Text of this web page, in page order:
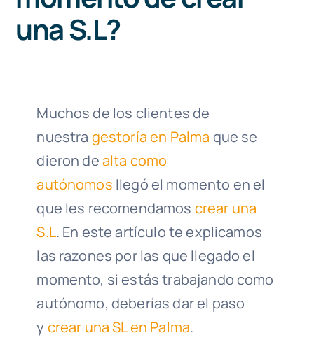
una S.L?
Muchos de los clientes de
nuestra gestoría en Palma que se
dieron dealta como
autónomos llegó el momento en el
que les recomendamos crear una
S.L. En este artículo te explicamos
las razones por las que llegado el
momento, si estás trabajando como
autónomo, deberías dar el paso
y crear una SL en Palma.